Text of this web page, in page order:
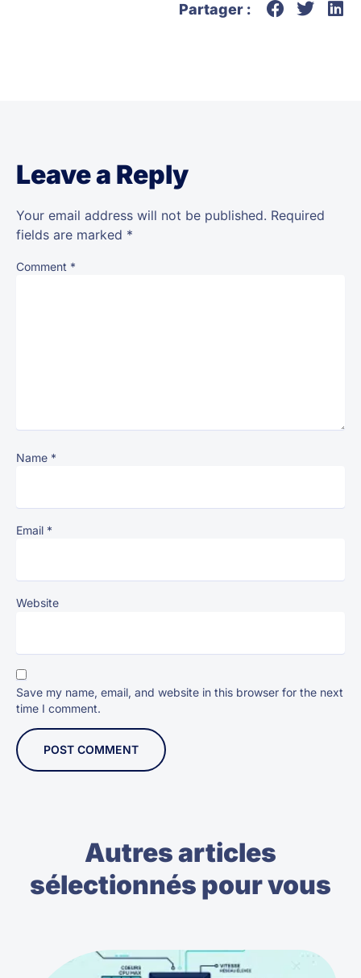
Partager :
Leave a Reply
Your email address will not be published. Required
fields are marked *
Comment *
Name *
Email *
Website
Save my name, email, and website in this browser for the next
time I comment.
Autres articles
sélectionnés pour vous